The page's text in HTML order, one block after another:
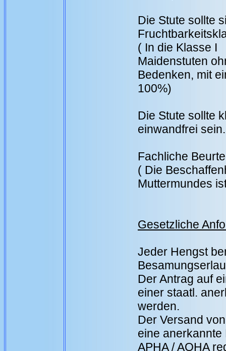
Die Stute sollte
( In die Klasse I
Maidenstuten
Bedenken, mit
100%)
Die Stute sollte
einwandfrei sein.
Fachliche
( Die
Muttermundes
Gesetzliche
Jeder Hengst
Der Antrag auf
einer staatl.
werden.
Der Versand
eine
APHA / AQHA